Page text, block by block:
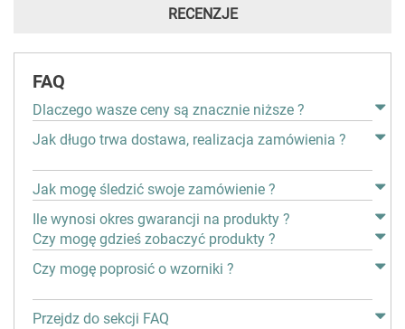
RECENZJE
FAQ
Dlaczego wasze ceny są znacznie niższe ?
Jak długo trwa dostawa, realizacja zamówienia ?
Jak mogę śledzić swoje zamówienie ?
Ile wynosi okres gwarancji na produkty ?
Czy mogę gdzieś zobaczyć produkty ?
Czy mogę poprosić o wzorniki ?
Przejdz do sekcji FAQ